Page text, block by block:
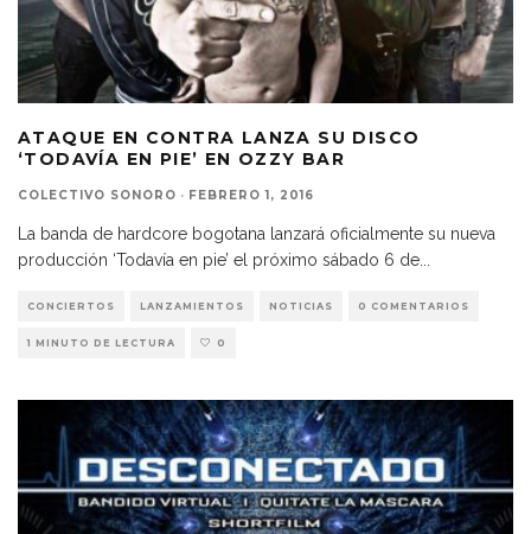
ATAQUE EN CONTRA LANZA SU DISCO
‘TODAVÍA EN PIE’ EN OZZY BAR
COLECTIVO SONORO · FEBRERO 1, 2016
La banda de hardcore bogotana lanzará oficialmente su nueva
producción ‘Todavía en pie’ el próximo sábado 6 de...
CONCIERTOS LANZAMIENTOS NOTICIAS 0 COMENTARIOS
1 MINUTO DE LECTURA 0